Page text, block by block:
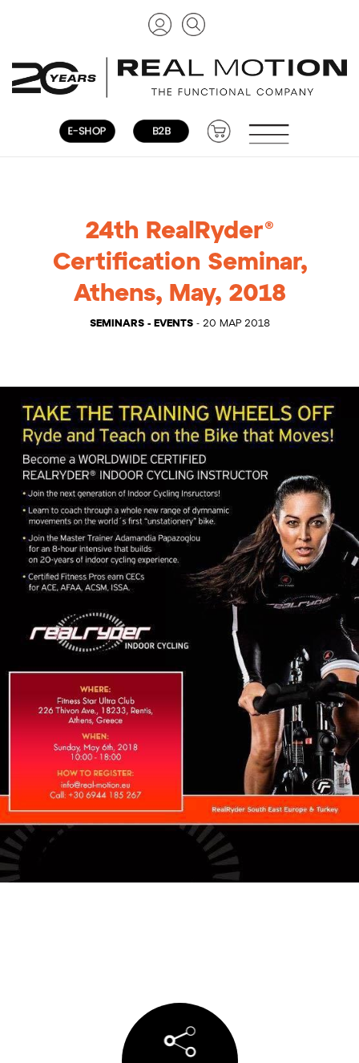
24th RealRyder®
Certification Seminar,
Athens, May, 2018
SEMINARS - EVENTS- 20 ΜΑΡ 2018